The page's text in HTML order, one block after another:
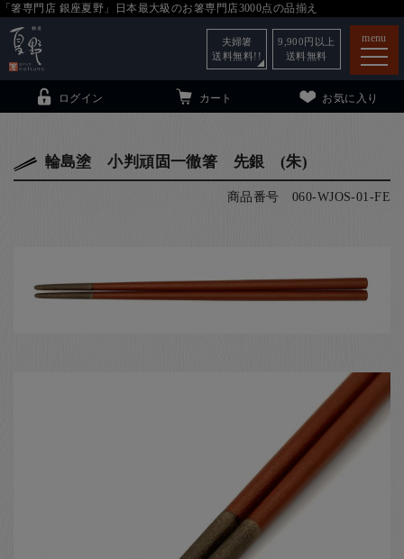
「箸専門店 銀座夏野」日本最大級のお箸専門店3000点の品揃え
menu
ログイン カート お気に入り
夫婦箸
送料無料!!
9,900 円以上
送料無料
輪島塗 小判頑固一徹箸 先銀 (朱)
商品番号 060-WJOS-01-FE